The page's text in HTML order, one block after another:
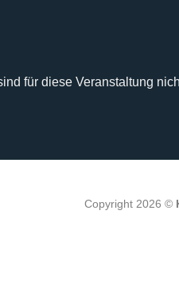
für diese Veranstaltung
Copyright 2026 ©